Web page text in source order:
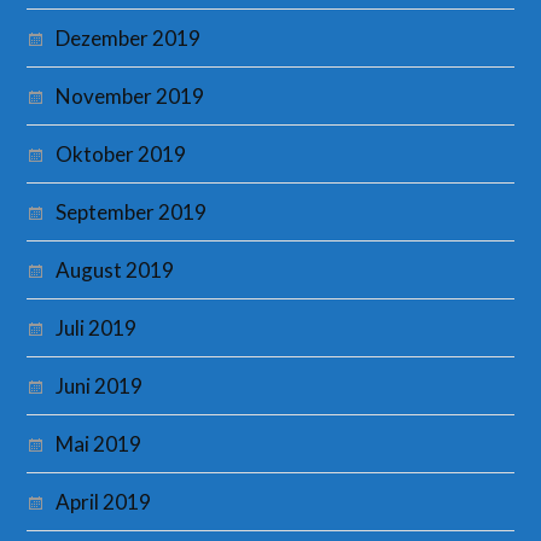
Dezember 2019
November 2019
Oktober 2019
September 2019
August 2019
Juli 2019
Juni 2019
Mai 2019
April 2019